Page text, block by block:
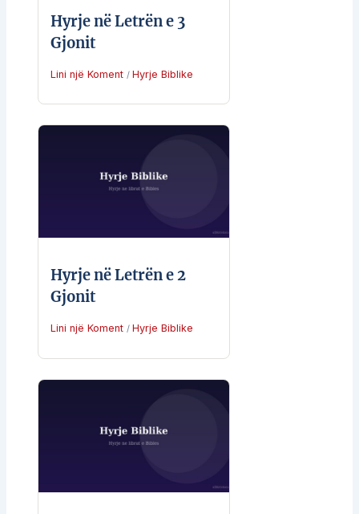
Hyrje në Letrën e 3
Gjonit
Lini një Koment / Hyrje Biblike
Hyrje në Letrën e 2
Gjonit
Lini një Koment / Hyrje Biblike